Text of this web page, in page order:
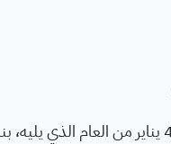
: يبدأ التقديم في 5 ديسمبر من كل عام وينتهي عادة في 4 يناير من العام